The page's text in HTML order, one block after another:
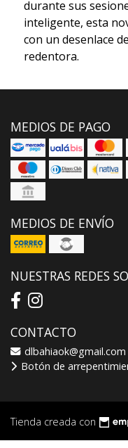
durante sus
inteligente, esta
con un desenlace
redentora.
MEDIOS DE PAGO
MEDIOS DE ENVÍO
NUESTRAS REDES
CONTACTO
dlbahiaok@gmail.com
Botón de
Tienda creada con